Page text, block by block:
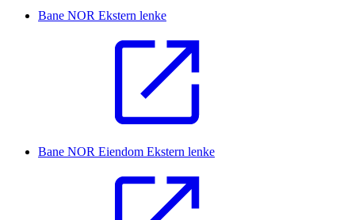
Bane NOR Ekstern lenke
Bane NOR Eiendom Ekstern lenke